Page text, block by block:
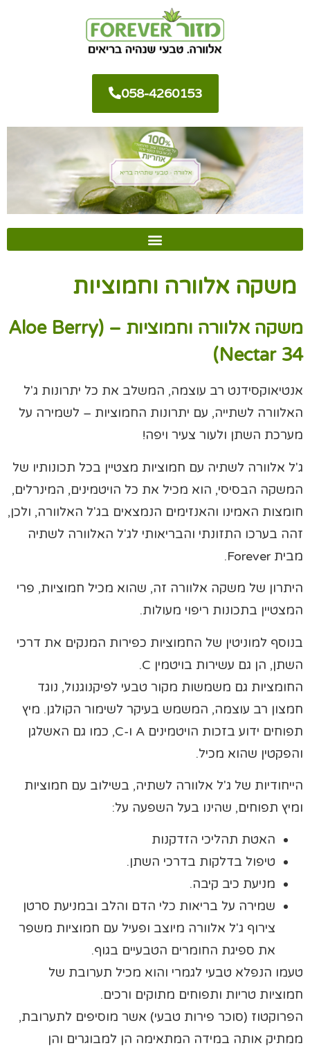
058-4260153
משקה אלוורה וחמוציות
משקה אלוורה וחמוציות – (Aloe Berry
Nectar 34)
אנטיאוקסידנט רב עוצמה, המשלב את כל יתרונות ג'ל
האלוורה לשתייה, עם יתרונות החמוציות – לשמירה על
מערכת השתן ולעור צעיר ויפה!
ג'ל אלוורה לשתיה עם חמוציות מצטיין בכל תכונותיו של
המשקה הבסיסי, הוא מכיל את כל הויטמינים, המינרלים,
חומצות האמינו והאנזימים הנמצאים בג'ל האלוורה, ולכן,
זהה בערכו התזונתי והבריאותי לג'ל האלוורה לשתיה
מבית Forever.
היתרון של משקה אלוורה זה, שהוא מכיל חמוציות, פרי
המצטיין בתכונות ריפוי מעולות.
בנוסף למוניטין של החמוציות כפירות המנקים את דרכי
השתן, הן גם עשירות בויטמין C.
החומציות גם משמשות מקור טבעי לפיקנוגנול, נוגד
חמצון רב עוצמה, המשמש בעיקר לשימור הקולגן. מיץ
תפוחים ידוע בזכות הויטמינים A ו-C, כמו גם האשלגן
והפקטין שהוא מכיל.
הייחודיות של ג'ל אלוורה לשתיה, בשילוב עם חמוציות
ומיץ תפוחים, שהינו בעל השפעה על:
האטת תהליכי הזדקנות
טיפול בדלקות בדרכי השתן.
מניעת כיב קיבה.
שמירה על בריאות כלי הדם והלב ובמניעת סרטן
צירוף ג'ל אלוורה מיוצב ופעיל עם חמוציות משפר
את ספיגת החומרים הטבעיים בגוף.
טעמו הנפלא טבעי לגמרי והוא מכיל תערובת של
חמוציות טריות ותפוחים מתוקים ורכים.
הפרוקטוז (סוכר פירות טבעי) אשר מוסיפים לתערובת,
ממתיק אותה במידה המתאימה הן למבוגרים והן